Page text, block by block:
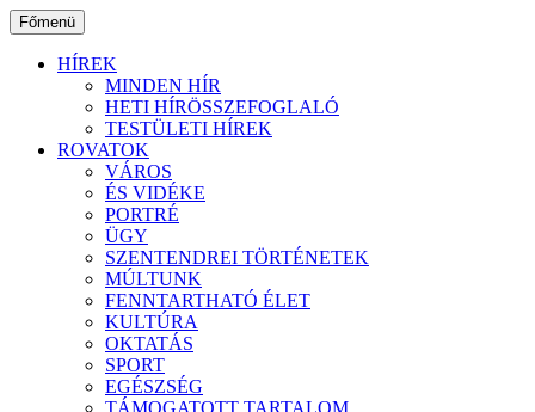
Ugrás
a
tartalomhoz
Főmenü
HÍREK
MINDEN HÍR
HETI HÍRÖSSZEFOGLALÓ
TESTÜLETI HÍREK
ROVATOK
VÁROS
ÉS VIDÉKE
PORTRÉ
ÜGY
SZENTENDREI TÖRTÉNETEK
MÚLTUNK
FENNTARTHATÓ ÉLET
KULTÚRA
OKTATÁS
SPORT
EGÉSZSÉG
TÁMOGATOTT TARTALOM